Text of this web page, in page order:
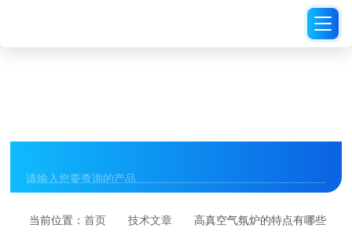
当前位置：首页 技术文章 高真空气氛炉的特点有哪些